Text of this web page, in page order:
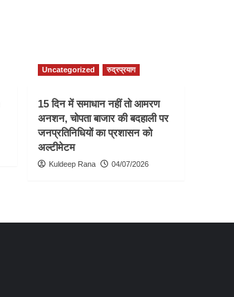
Uncategorized रुद्रप्रयाग
15 दिन में समाधान नहीं तो आमरण
अनशन, चोपता बाजार की बदहाली पर
जनप्रतिनिधियों का प्रशासन को
अल्टीमेटम
Kuldeep Rana 04/07/2026